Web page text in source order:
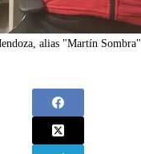
alias "Martín Sombra"